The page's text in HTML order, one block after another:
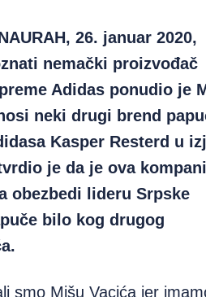
26. januar 2020,
nemački proizvođač
Adidas ponudio je
neki drugi brend
Kasper Resterd u
je da je ova
obezbedi lideru Srpske
bilo kog drugog
smo Mišu Vacića jer